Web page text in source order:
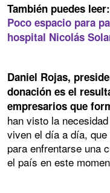
También puedes leer:
Poco espacio para
hospital Nicolás
Daniel Rojas,
donación es el
empresarios que
han visto la
viven el día a día,
para enfrentarse una
el país en este